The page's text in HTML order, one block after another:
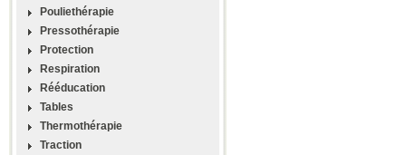
Pouliethérapie
Pressothérapie
Protection
Respiration
Rééducation
Tables
Thermothérapie
Traction